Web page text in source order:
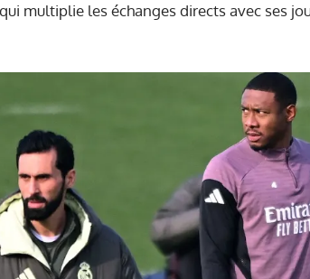
multiplie les échanges directs avec ses